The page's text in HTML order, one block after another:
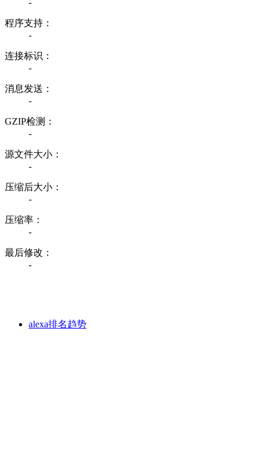
程序支持：
-
连接标识：
-
消息发送：
-
GZIP检测：
-
源文件大小：
-
压缩后大小：
-
压缩率：
-
最后修改：
-
alexa排名趋势